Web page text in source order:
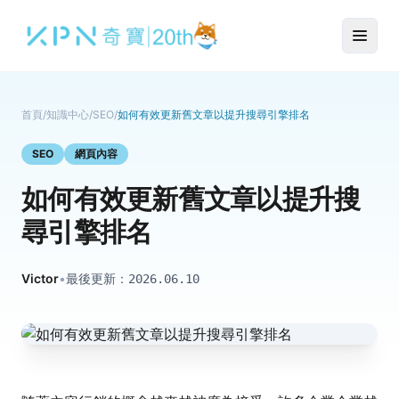
首頁/知識中心/SEO/如何有效更新舊文章以提升搜尋引擎排名
SEO 網頁內容
如何有效更新舊文章以提升搜
尋引擎排名
Victor•最後更新： 2026.06.10